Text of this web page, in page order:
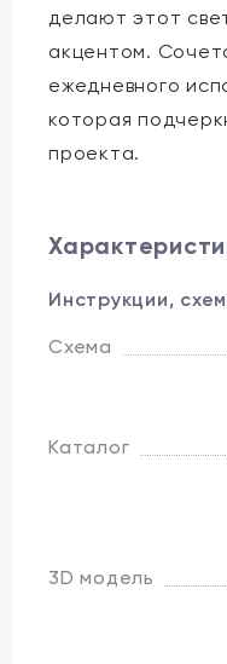
делают этот
акцентом.
ежедневного
которая
проекта.
Инструкции,
Схема
Каталог
3D модель